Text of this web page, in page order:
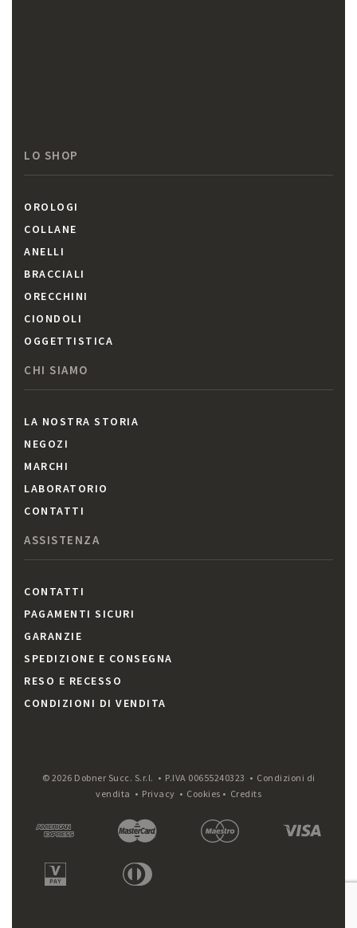
LO SHOP
OROLOGI
COLLANE
ANELLI
BRACCIALI
ORECCHINI
CIONDOLI
OGGETTISTICA
CHI SIAMO
LA NOSTRA STORIA
NEGOZI
MARCHI
LABORATORIO
CONTATTI
ASSISTENZA
CONTATTI
PAGAMENTI SICURI
GARANZIE
SPEDIZIONE E CONSEGNA
RESO E RECESSO
CONDIZIONI DI VENDITA
© 2026 Dobner Succ. S.r.l. • P.IVA 00655240323 • Condizioni di
vendita • Privacy • Cookies • Credits